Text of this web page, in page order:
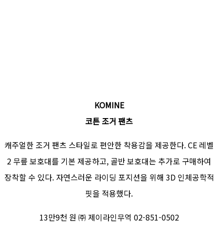
KOMINE
코튼 조거 팬츠
캐주얼한 조거 팬츠 스타일로 편안한 착용감을 제공한다. CE 레벨
2 무릎 보호대를 기본 제공하고, 골반 보호대는 추가로 구매하여
장착할 수 있다. 자연스러운 라이딩 포지션을 위해 3D 인체공학적
핏을 적용했다.
13만9천 원 ㈜ 제이라인무역 02-851-0502